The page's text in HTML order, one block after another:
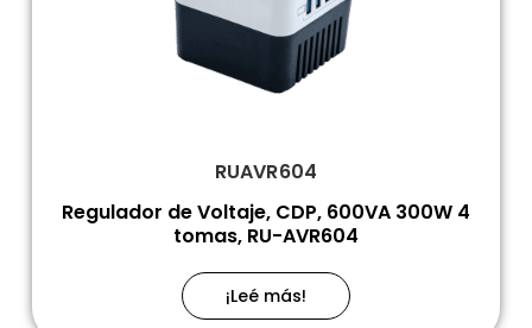
RUAVR604
Regulador de Voltaje, CDP, 600VA 300W 4
tomas, RU-AVR604
¡Leé más!